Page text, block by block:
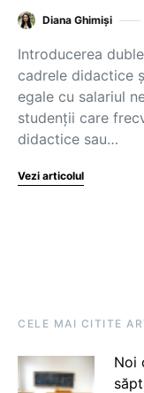
Diana Ghimiși
Introducerea
cadrele didactice
egale cu salariul
studenții care
didactice sau…
Vezi articolul
CELE MAI CITITE
Noi